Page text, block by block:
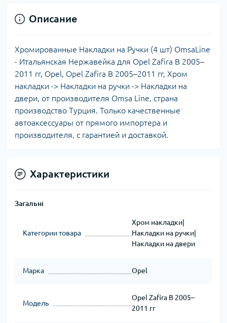
Описание
Хромированные Накладки на Ручки (4 шт) OmsaLine
- Итальянская Нержавейка для Opel Zafira B 2005–
2011 гг, Opel, Opel Zafira B 2005–2011 гг, Хром
накладки -> Накладки на ручки -> Накладки на
двери, от производителя Omsa Line, страна
производство Турция. Только качественные
автоаксессуары от прямого импортера и
производителя, с гарантией и доставкой.
Характеристики
Загальні
Категории товара
Хром накладки|
Накладки на ручки|
Накладки на двери
Марка Opel
Модель
Opel Zafira B 2005–
2011 гг